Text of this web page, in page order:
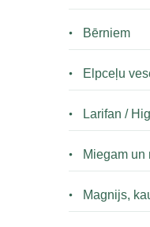
Bērniem
Elpceļu
Larifan /
Miegam un
Magnijs,